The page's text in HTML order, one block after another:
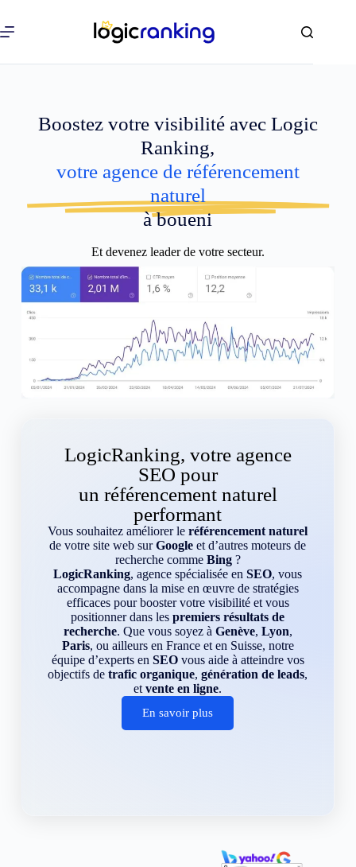
Boostez votre visibilité avec Logic
Ranking,
votre agence de référencement
naturel
à boueni
Et devenez leader de votre secteur.
LogicRanking, votre agence
SEO pour
un référencement naturel
performant
Vous souhaitez améliorer leréférencement naturel
de votre site web surGoogle et d’autres moteurs de
recherche comme Bing?
LogicRanking, agence spécialisée enSEO, vous
accompagne dans la mise en œuvre de stratégies
efficaces pour booster votre visibilité et vous
positionner dans lespremiers résultats de
recherche. Que vous soyez à Genève, Lyon,
Paris, ou ailleurs en France et en Suisse, notre
équipe d’experts en SEOvous aide à atteindre vos
objectifs detrafic organique,génération de leads,
etvente en ligne.
En savoir plus